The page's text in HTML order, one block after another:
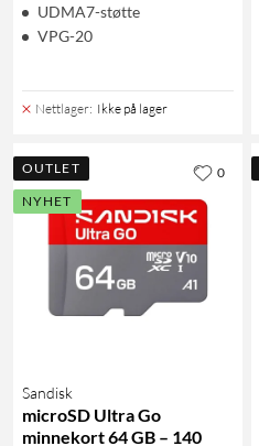
UDMA7-støtte
VPG-20
Nettlager: Ikke på lager
OUTLET
NYHET
Sandisk
microSD Ultra Go
minnekort 64 GB – 140
0